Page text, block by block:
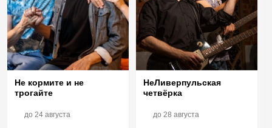
Не кормите и не
трогайте
до 24 августа
НеЛиверпульская
четвёрка
до 28 августа